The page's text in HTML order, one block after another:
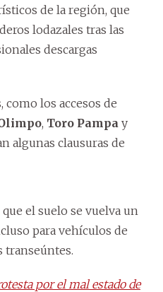
de la región, que
lodazales tras las
descargas
como los accesos de
, Toro Pampa y
algunas clausuras de
el suelo se vuelva un
para vehículos de
transeúntes.
por el mal estado de